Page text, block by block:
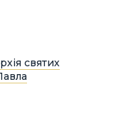
святих